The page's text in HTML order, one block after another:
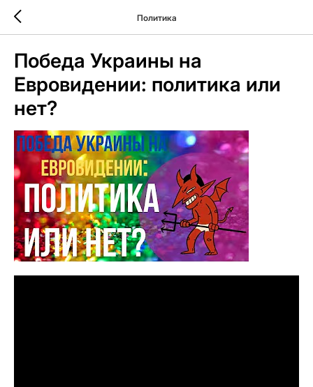
Политика
Победа Украины на
Евровидении: политика или
нет?